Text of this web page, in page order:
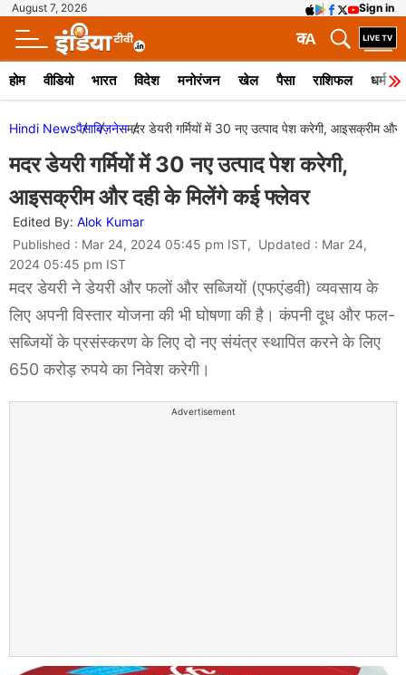
August 7, 2026 Sign in
A
क
होम वीडियो भारत विदेश मनोरंजन खेल पैसा राशिफल धर्म
Hindi Newsपैसाबिज़नेसमदर डेयरी गर्मियों में 30 नए उत्पाद पेश करेगी, आइसक्रीम
मदर डेयरी गर्मियों में 30 नए उत्पाद पेश करेगी,
आइसक्रीम और दही के मिलेंगे कई फ्लेवर
Edited By: Alok Kumar
Published : Mar 24, 2024 05:45 pm IST, Updated : Mar 24,
2024 05:45 pm IST
मदर डेयरी ने डेयरी और फलों और सब्जियों (एफएंडवी) व्यवसाय के
लिए अपनी विस्तार योजना की भी घोषणा की है। कंपनी दूध और फल-
सब्जियों के प्रसंस्करण के लिए दो नए संयंत्र स्थापित करने के लिए
650 करोड़ रुपये का निवेश करेगी।
Advertisement